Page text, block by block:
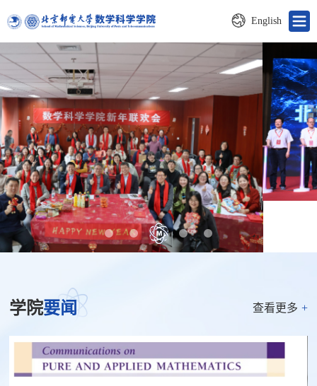
English
查看更多 +
学院要闻